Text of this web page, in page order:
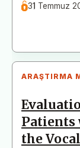
31 Temmuz
ARAŞTIRMA
Patients
the